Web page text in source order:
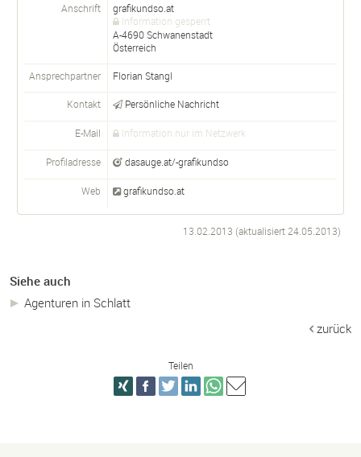
Anschrift
grafikundso.at
Information gesperrt
A-4690Schwanenstadt
Österreich
Ansprechpartner Florian Stangl
Kontakt Persönliche Nachricht
E-Mail Information nur im Netzwerk
Profiladresse dasauge.at/-grafikundso
Web grafikundso.at
13.02.2013 (aktualisiert 24.05.2013)
Siehe auch
Agenturen in Schlatt
zurück
Teilen